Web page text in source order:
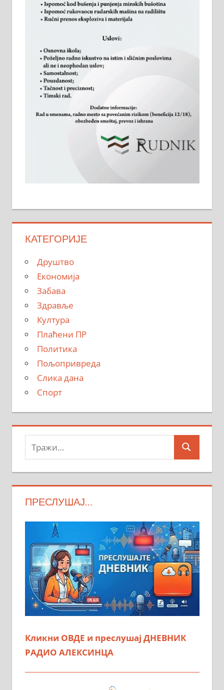
КАТЕГОРИЈЕ
Друштво
Економија
Забава
Здравље
Култура
Плаћени ПР
Политика
Пољопривреда
Слика дана
Спорт
Search
ПРЕСЛУШАЈ…
Кликни ОВДЕ и преслушај ДНЕВНИК
РАДИО АЛЕКСИНЦА